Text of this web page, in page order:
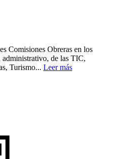
Comisiones Obreras en los
administrativo, de las TIC,
Turismo... Leer más